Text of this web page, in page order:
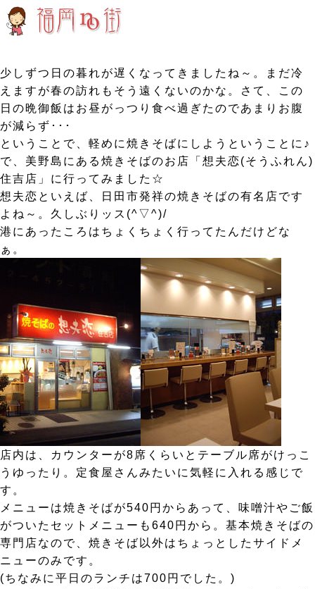
少しずつ日の暮れが遅くなってきましたね～。まだ冷
えますが春の訪れもそう遠くないのかな。さて、この
日の晩御飯はお昼がっつり食べ過ぎたのであまりお腹
が減らず･･･
ということで、軽めに焼きそばにしようということに♪
で、美野島にある焼きそばのお店「想夫恋(そうふれん)
住吉店」に行ってみました☆
想夫恋といえば、日田市発祥の焼きそばの有名店です
よね～。久しぶりッス(^▽^)/
港にあったころはちょくちょく行ってたんだけどな
ぁ。
店内は、カウンターが8席くらいとテーブル席がけっこ
うゆったり。定食屋さんみたいに気軽に入れる感じで
す。
メニューは焼きそばが540円からあって、味噌汁やご飯
がついたセットメニューも640円から。基本焼きそばの
専門店なので、焼きそば以外はちょっとしたサイドメ
ニューのみです。
(ちなみに平日のランチは700円でした。)